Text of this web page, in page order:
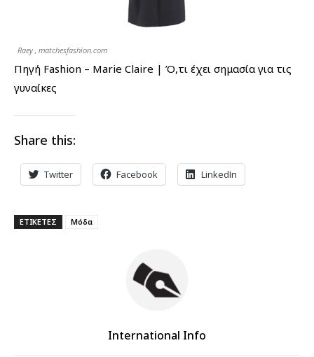
Raey , matchesfashion.com
Πηγή Fashion – Marie Claire | Ό,τι έχει σημασία για τις
γυναίκες
Share this:
Twitter Facebook LinkedIn
ΕΤΙΚΕΤΕΣ Μόδα
International Info